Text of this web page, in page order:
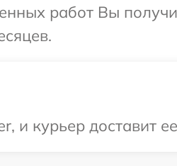
работ Вы
курьер доставит